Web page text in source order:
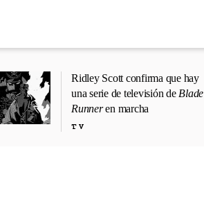
Ridley Scott confirma que hay
una serie de televisión de Blade
Runneren marcha
TV